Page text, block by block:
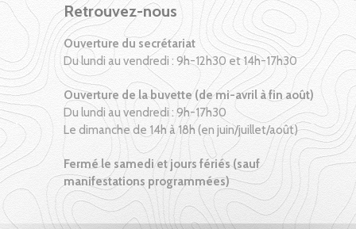
Retrouvez-nous
Ouverture du secrétariat
Du lundi au vendredi : 9h-12h30 et 14h-17h30
Ouverture de la buvette (de mi-avril à fin août)
Du lundi au vendredi : 9h-17h30
Le dimanche de 14h à 18h (en juin/juillet/août)
Fermé le samedi et jours fériés (sauf
manifestations programmées)